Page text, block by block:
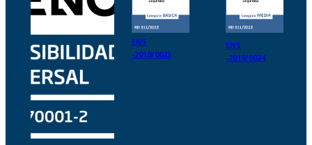
ENS
-2019/0023
ENS
-2019/0024